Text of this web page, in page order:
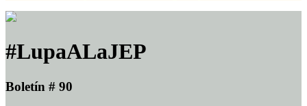
#LupaALaJEP
Boletín # 90